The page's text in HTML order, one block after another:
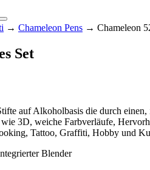
→ Chameleon Pens → Chameleon
Set
auf Alkoholbasis die durch
3D, weiche Farbverläufe,
Tattoo, Graffiti, Hobby und
Blender